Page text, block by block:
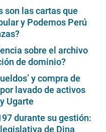
son las cartas que
y Podemos Perú
sobre el archivo
de dominio?
y compra de
lavado de activos
Ugarte
durante su gestión:
de Dina